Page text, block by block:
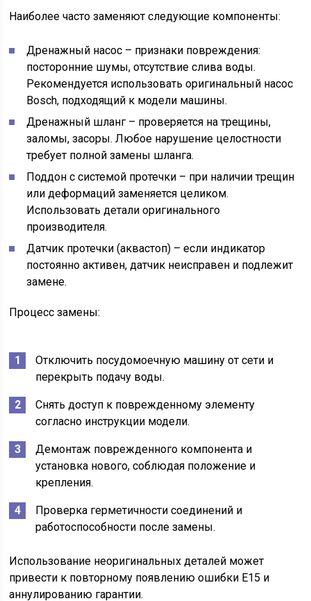
Наиболее часто заменяют следующие компоненты:
Дренажный насос – признаки повреждения:
посторонние шумы, отсутствие слива воды.
Рекомендуется использовать оригинальный насос
Bosch, подходящий к модели машины.
Дренажный шланг – проверяется на трещины,
заломы, засоры. Любое нарушение целостности
требует полной замены шланга.
Поддон с системой протечки – при наличии трещин
или деформаций заменяется целиком.
Использовать детали оригинального
производителя.
Датчик протечки (аквастоп) – если индикатор
постоянно активен, датчик неисправен и подлежит
замене.
Процесс замены:
Отключить посудомоечную машину от сети и
перекрыть подачу воды.
Снять доступ к поврежденному элементу
согласно инструкции модели.
Демонтаж поврежденного компонента и
установка нового, соблюдая положение и
крепления.
Проверка герметичности соединений и
работоспособности после замены.
Использование неоригинальных деталей может
привести к повторному появлению ошибки E15 и
аннулированию гарантии.